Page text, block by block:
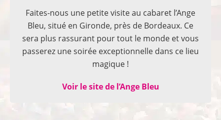
Faites-nous une petite visite au cabaret l’Ange
Bleu, situé en Gironde, près de Bordeaux. Ce
sera plus rassurant pour tout le monde et vous
passerez une soirée exceptionnelle dans ce lieu
magique !
Voir le site de l’Ange Bleu